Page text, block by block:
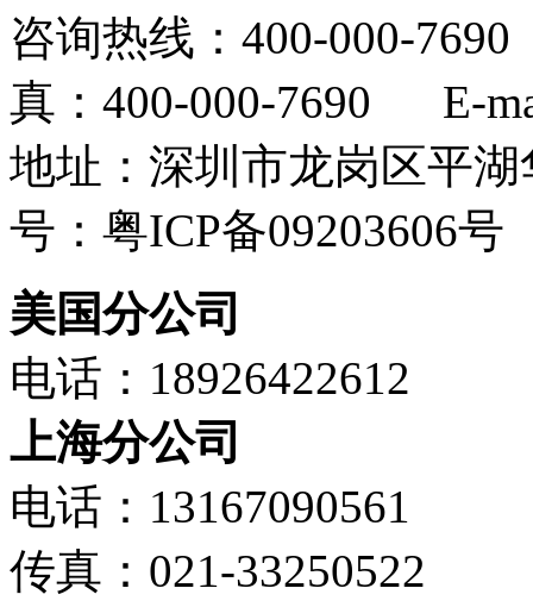
咨询热线：400-000-
真：400-000-7690 E-
地址：深圳市龙岗区平
号：粤ICP备09203606号
美国分公司
电话：18926422612
上海分公司
电话：13167090561
传真：021-33250522